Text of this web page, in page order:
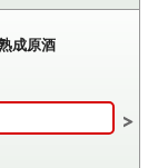
成原酒